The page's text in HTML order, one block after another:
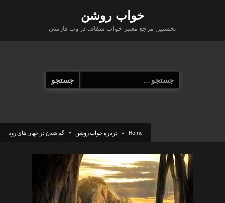
خواب روشن
نخستین مرجع معتبر خواب شفاف در وب فارسی
جستجو
برای:
Home درباره خواب روشن گم شدن در جهان های رویا